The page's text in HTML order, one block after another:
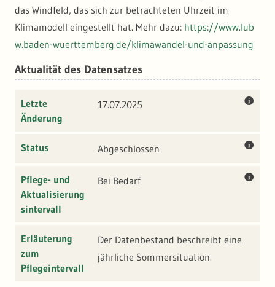
das Windfeld, das sich zur betrachteten Uhrzeit im
Klimamodell eingestellt hat. Mehr dazu: https://www.lub
w.baden-wuerttemberg.de/klimawandel-und-anpassung
Aktualität des Datensatzes
Letzte
Änderung
17.07.2025
Status Abgeschlossen
Pflege- und
Aktualisierung
sintervall
Bei Bedarf
Erläuterung
zum
Pflegeintervall
Der Datenbestand beschreibt eine
jährliche Sommersituation.